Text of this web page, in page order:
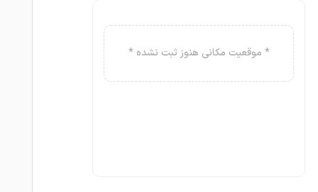
* موقعیت مکانی هنوز ثبت نشده *